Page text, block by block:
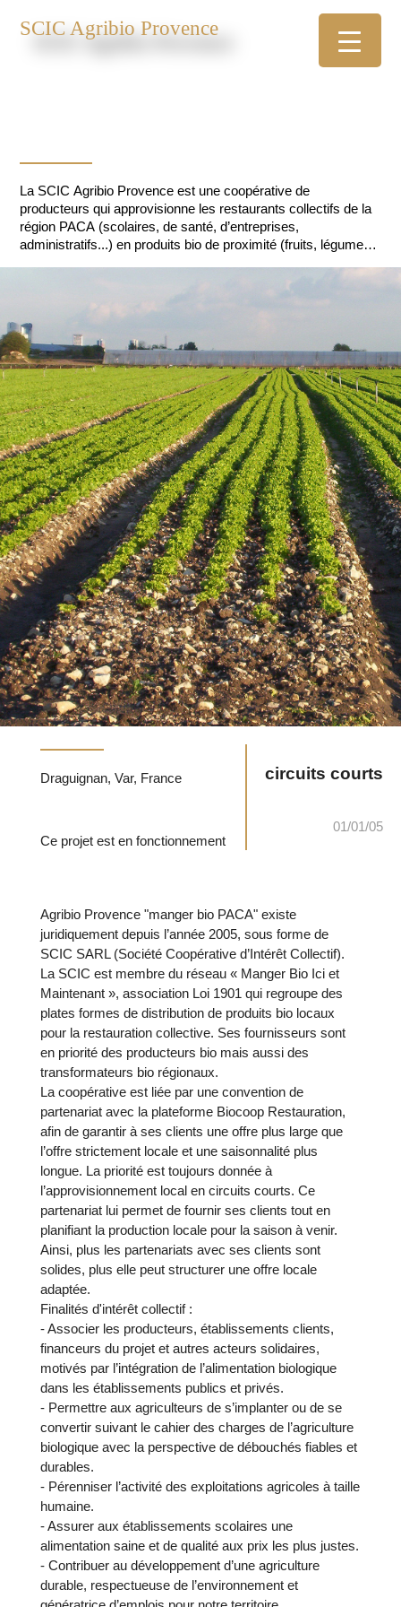
SCIC Agribio Provence
La SCIC Agribio Provence est une coopérative de
producteurs qui approvisionne les restaurants collectifs de la
région PACA (scolaires, de santé, d’entreprises,
administratifs...) en produits bio de proximité (fruits, légumes,
01/01/05
circuits courts
Draguignan, Var, France
Ce projet est en fonctionnement
Agribio Provence "manger bio PACA" existe
juridiquement depuis l’année 2005, sous forme de
SCIC SARL (Société Coopérative d’Intérêt Collectif).
La SCIC est membre du réseau « Manger Bio Ici et
Maintenant », association Loi 1901 qui regroupe des
plates formes de distribution de produits bio locaux
pour la restauration collective. Ses fournisseurs sont
en priorité des producteurs bio mais aussi des
transformateurs bio régionaux.
La coopérative est liée par une convention de
partenariat avec la plateforme Biocoop Restauration,
afin de garantir à ses clients une offre plus large que
l’offre strictement locale et une saisonnalité plus
longue. La priorité est toujours donnée à
l’approvisionnement local en circuits courts. Ce
partenariat lui permet de fournir ses clients tout en
planifiant la production locale pour la saison à venir.
Ainsi, plus les partenariats avec ses clients sont
solides, plus elle peut structurer une offre locale
adaptée.
Finalités d'intérêt collectif :
- Associer les producteurs, établissements clients,
financeurs du projet et autres acteurs solidaires,
motivés par l’intégration de l’alimentation biologique
dans les établissements publics et privés.
- Permettre aux agriculteurs de s’implanter ou de se
convertir suivant le cahier des charges de l’agriculture
biologique avec la perspective de débouchés fiables et
durables.
- Pérenniser l’activité des exploitations agricoles à taille
humaine.
- Assurer aux établissements scolaires une
alimentation saine et de qualité aux prix les plus justes.
- Contribuer au développement d’une agriculture
durable, respectueuse de l’environnement et